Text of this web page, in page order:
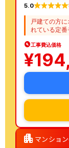
5.0
戸建ての方
れている定
工事費込価格
¥
apartment マンショ